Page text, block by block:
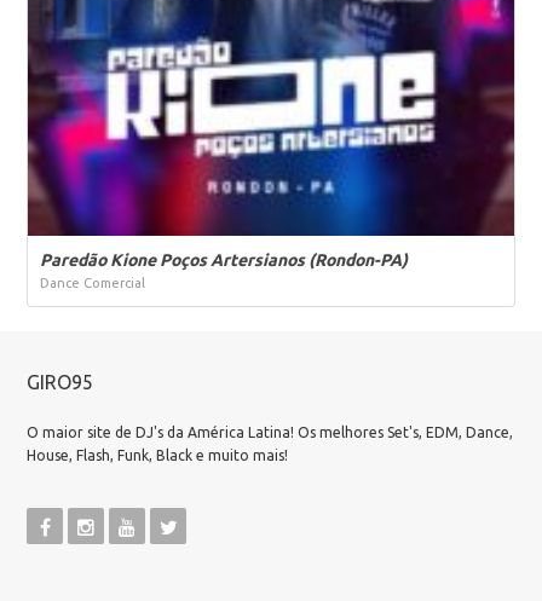
Paredão Kione Poços Artersianos (Rondon-PA)
Dance Comercial
GIRO95
O maior site de DJ's da América Latina! Os melhores Set's, EDM, Dance,
House, Flash, Funk, Black e muito mais!